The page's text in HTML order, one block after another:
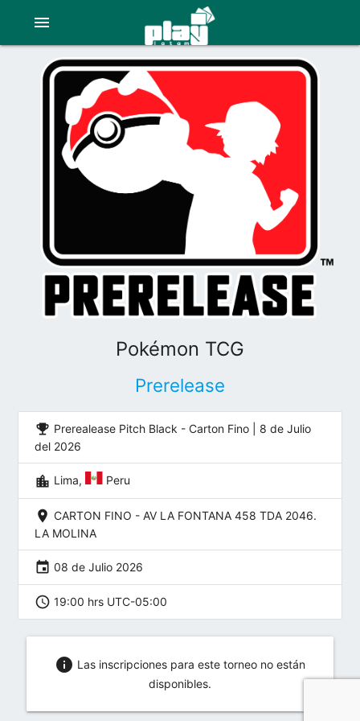
menu
Pokémon TCG
Prerelease
emoji_events Prerealease Pitch Black - Carton Fino | 8 de Julio
del 2026
location_city Lima, Peru
location_on CARTON FINO - AV LA FONTANA 458 TDA 2046.
LA MOLINA
event 08 de Julio 2026
schedule 19:00 hrs UTC-05:00
info Las inscripciones para este torneo no están
disponibles.